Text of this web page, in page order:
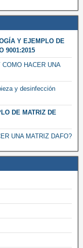
Y EJEMPLO DE
9001:2015
HACER UNA
y desinfección
DE MATRIZ DE
UNA MATRIZ DAFO?